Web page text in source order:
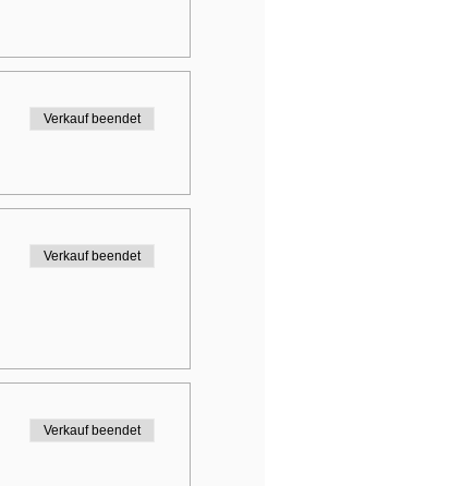
Verkauf beendet
Verkauf beendet
Verkauf beendet